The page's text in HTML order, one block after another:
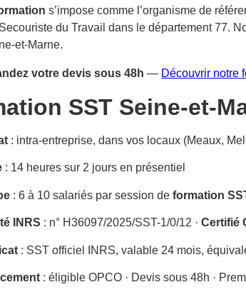
s’impose comme l’organisme de
du Travail dans le département 77.
et-Marne.
votre devis sous 48h — Découvrir notre
SST Seine-et-
: intra-entreprise, dans vos locaux (Meaux,
: 14 heures sur 2 jours en présentiel
: 6 à 10 salariés par session de formation
INRS : n° H36097/2025/SST-1/0/12 · Certifié
: SST officiel INRS, valable 24 mois,
: éligible OPCO · Devis sous 48h ·